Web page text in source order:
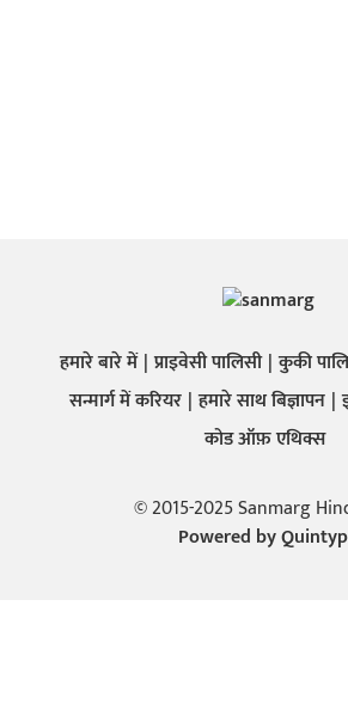
हमारे बारे में प्राइवेसी पालिसी कुकी
सन्मार्ग में करियर हमारे साथ बिज्ञापन
कोड ऑफ़ एथिक्स
© 2015-2025 Sanmarg
Powered by